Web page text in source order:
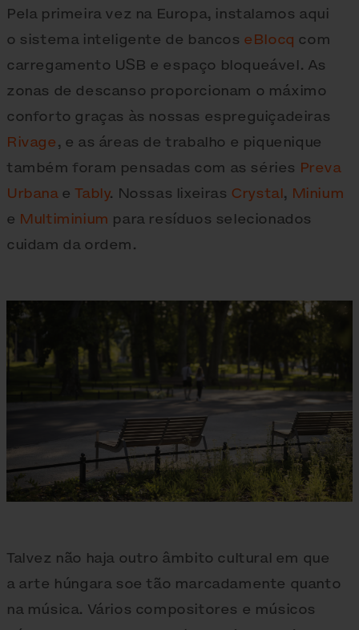
Pela primeira vez na Europa, instalamos aqui
o sistema inteligente de bancos eBlocq com
carregamento USB e espaço bloqueável. As
zonas de descanso proporcionam o máximo
conforto graças às nossas espreguiçadeiras
Rivage, e as áreas de trabalho e piquenique
também foram pensadas com as séries Preva
UrbanaeTably. Nossas lixeiras Crystal, Minium
e Multiminium para resíduos selecionados
cuidam da ordem.
Talvez não haja outro âmbito cultural em que
a arte húngara soe tão marcadamente quanto
na música. Vários compositores e músicos